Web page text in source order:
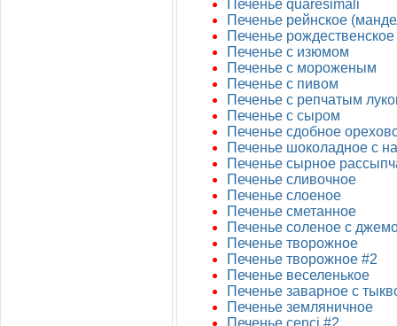
Печенье quaresimali
Печенье рейнское
Печенье
Печенье с изюмом
Печенье с мороженым
Печенье с пивом
Печенье с репчатым
Печенье с сыром
Печенье сдобное
Печенье шоколадное с
Печенье сырное
Печенье сливочное
Печенье слоеное
Печенье сметанное
Печенье соленое с
Печенье творожное
Печенье творожное #2
Печенье веселенькое
Печенье заварное с
Печенье земляничное
Печенье cenci #2